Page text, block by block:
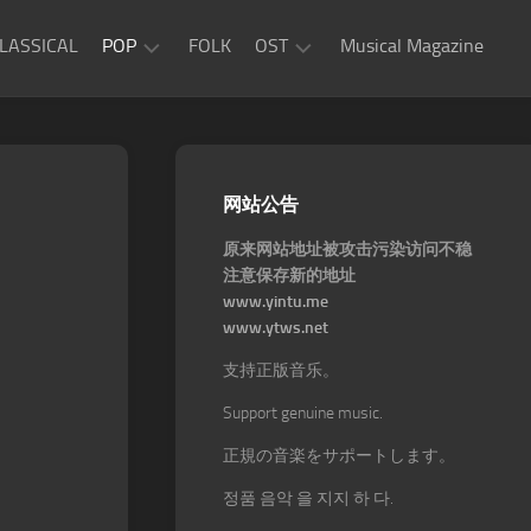
POP FOLK OST
OST
Musical Magazine
网站公告
原来网站地址被攻击污染访问不稳
注意保存新的地址
www.yintu.me
www.ytws.net
支持正版音乐。
Support genuine music.
正規の音楽をサポートします。
정품 음악 을 지지 하 다.